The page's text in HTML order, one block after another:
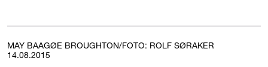
MAY BAAGØE BROUGHTON/FOTO: ROLF SØRAKER
14.08.2015